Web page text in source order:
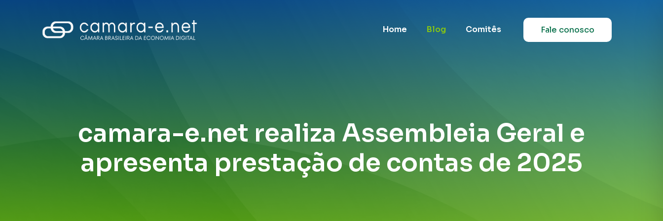
Home Blog Comitês Fale conosco
camara-e.net realiza Assembleia Geral e
apresenta prestação de contas de 2025